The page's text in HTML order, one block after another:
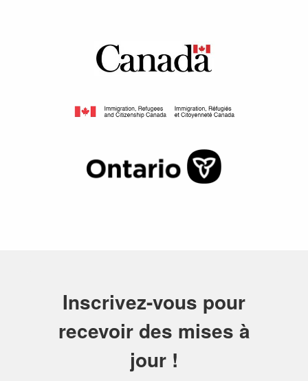
Inscrivez-vous pour
recevoir des mises à
jour !